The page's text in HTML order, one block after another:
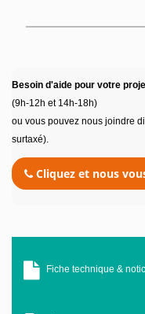
Besoin d'aide pour votre
(9h-12h et 14h-18h)
ou vous pouvez nous joindre
surtaxé).
Cliquez et nous
Fiche technique &